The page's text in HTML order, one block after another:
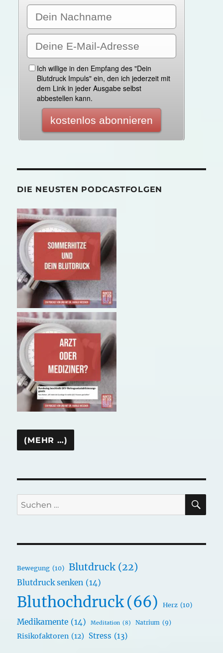
DIE NEUSTEN PODCASTFOLGEN
Suchen
nach:
Bewegung (10) Blutdruck (22)
Blutdruck senken (14)
Bluthochdruck(66) Herz (10)
Medikamente (14) Meditation (8) Natrium (9)
Risikofaktoren (12) Stress (13)